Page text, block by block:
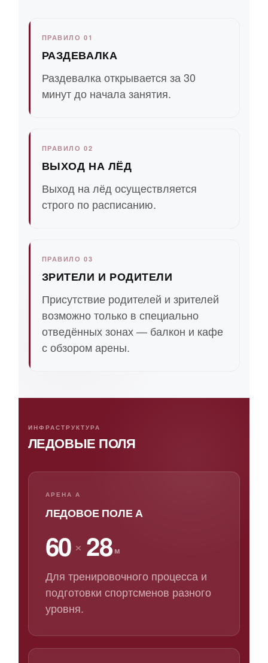
ПРАВИЛО 01
РАЗДЕВАЛКА
Раздевалка открывается за 30
минут до начала занятия.
ПРАВИЛО 02
ВЫХОД НА ЛЁД
Выход на лёд осуществляется
строго по расписанию.
ПРАВИЛО 03
ЗРИТЕЛИ И РОДИТЕЛИ
Присутствие родителей и зрителей
возможно только в специально
отведённых зонах — балкон и кафе
с обзором арены.
ИНФРАСТРУКТУРА
ЛЕДОВЫЕ ПОЛЯ
АРЕНА А
ЛЕДОВОЕ ПОЛЕ А
60 × 28 м
Для тренировочного процесса и
подготовки спортсменов разного
уровня.